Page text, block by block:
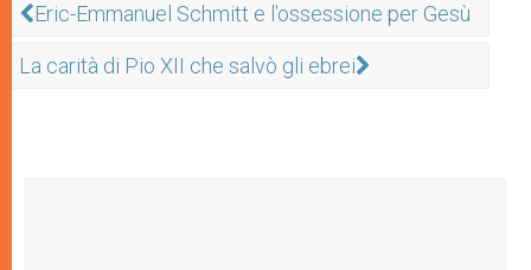
Eric-Emmanuel Schmitt e l'ossessione per Gesù
La carità di Pio XII che salvò gli ebrei